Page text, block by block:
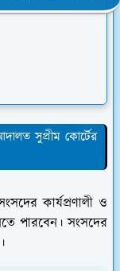
সুপ্রীম কোর্টের
কার্যপ্রণালী ও
পারবেন। সংসদের